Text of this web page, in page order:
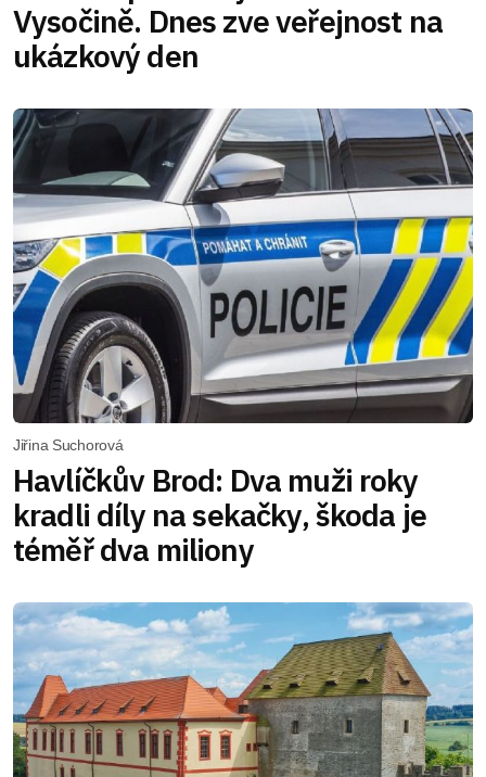
Vysočině. Dnes zve veřejnost na
ukázkový den
Jiřina Suchorová
Havlíčkův Brod: Dva muži roky
kradli díly na sekačky, škoda je
téměř dva miliony